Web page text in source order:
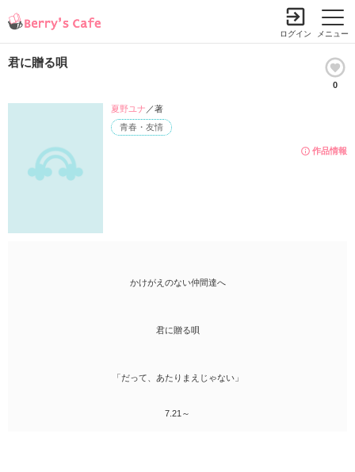
メニュー
ログイン
君に贈る唄
0
作品情報
青春・友情
夏野ユナ ／著
かけがえのない仲間達へ
君に贈る唄
「だって、あたりまえじゃない」
7.21～